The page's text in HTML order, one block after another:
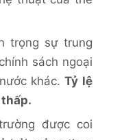
trọng sự trung
sách ngoại
khác.Tỷ lệ
được coi